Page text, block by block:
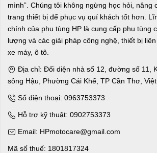
mình”. Chúng tôi không ngừng học hỏi, nâng
trang thiết bị để phục vụ quí khách tốt hơn.
chính của phụ tùng HP là cung cấp phụ tùng
lượng và các giải pháp công nghệ, thiết bị
xe máy, ô tô.
Địa chỉ: Đối diện nhà số 12, đường số 11,
sông Hậu, Phường Cái Khế, TP Cần Thơ,
Số điện thoại: 0963753373
Hỗ trợ kỹ thuật: 0902753373
Email: HPmotocare@gmail.com
Mã số thuế: 1801817324